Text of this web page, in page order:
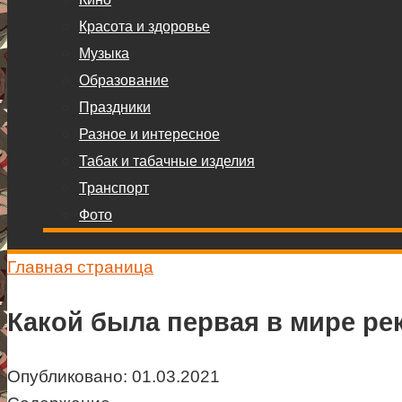
Красота и здоровье
Музыка
Образование
Праздники
Разное и интересное
Табак и табачные изделия
Транспорт
Фото
Главная страница
Какой была первая в мире
Опубликовано: 01.03.2021